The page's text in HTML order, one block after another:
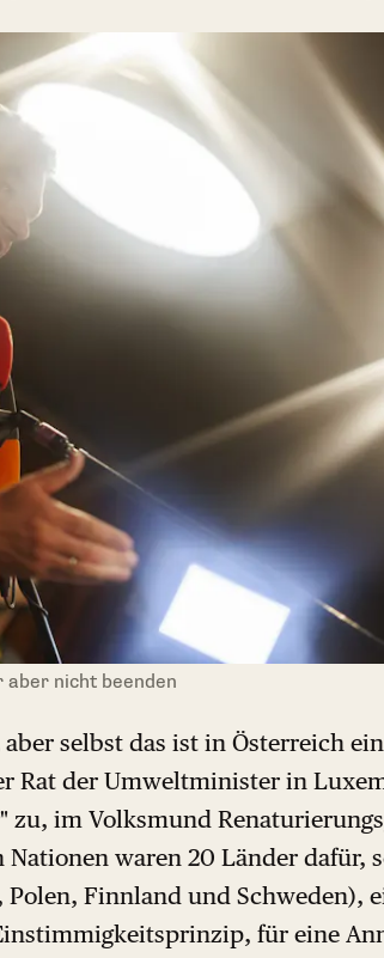
aber nicht beenden
aber selbst das ist in Österreich
Rat der Umweltminister in
im Volksmund
waren 20 Länder dafür,
Finnland und Schweden),
für eine